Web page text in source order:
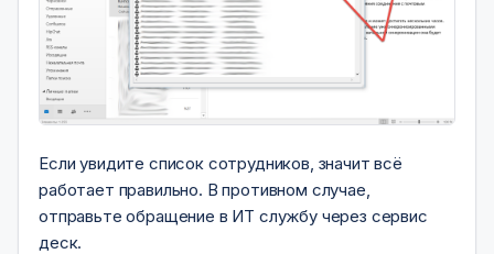
Если увидите список сотрудников, значит всё
работает правильно. В противном случае,
отправьте обращение в ИТ службу через сервис
деск.